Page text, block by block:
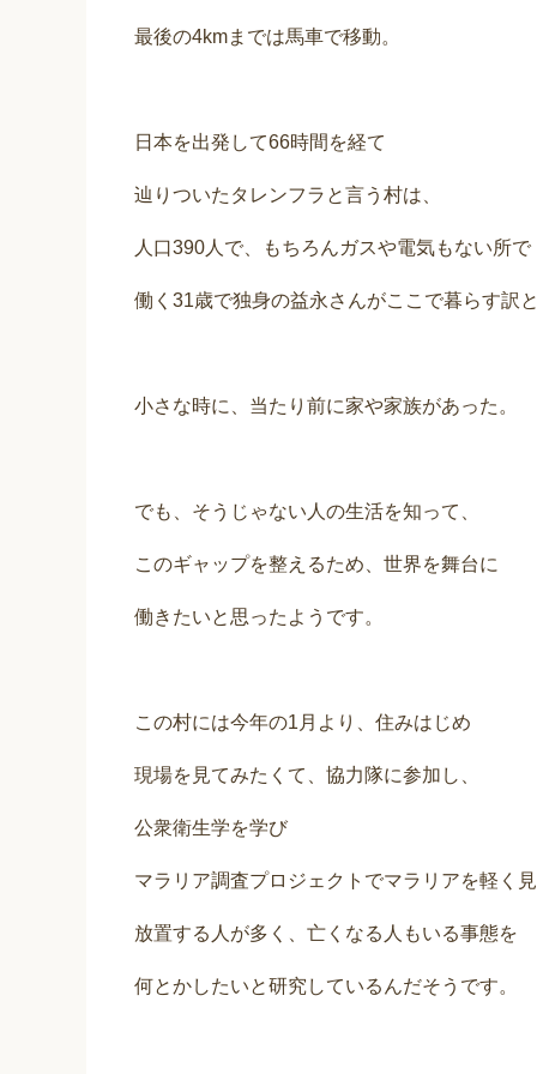
最後の4kmまでは馬車で移動。
日本を出発して66時間を経て
辿りついたタレンフラと言う村は、
人口390人で、もちろんガスや電気もない所で
働く31歳で独身の益永さんがここで暮らす訳
小さな時に、当たり前に家や家族があった。
でも、そうじゃない人の生活を知って、
このギャップを整えるため、世界を舞台に
働きたいと思ったようです。
この村には今年の1月より、住みはじめ
現場を見てみたくて、協力隊に参加し、
公衆衛生学を学び
マラリア調査プロジェクトでマラリアを軽く
放置する人が多く、亡くなる人もいる事態を
何とかしたいと研究しているんだそうです。